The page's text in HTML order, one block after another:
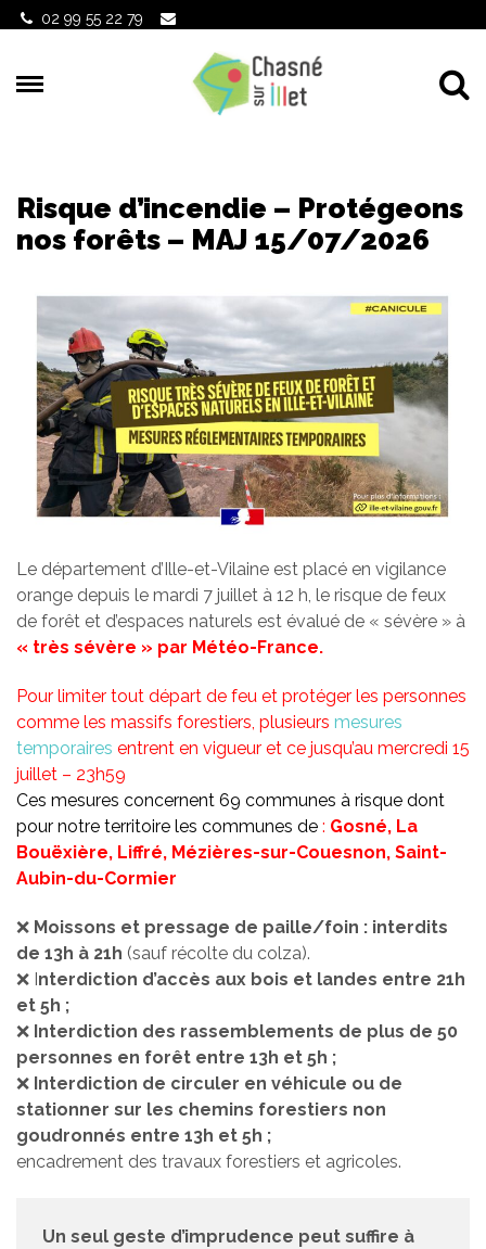
Gestion des traceurs
02 99 55 22 79
Risque d’incendie – Protégeons
nos forêts – MAJ 15/07/2026
Le département d’Ille-et-Vilaine est placé en vigilance
orange depuis le mardi 7 juillet à 12 h, le risque de feux
de forêt et d’espaces naturels est évalué de « sévère » à
« très sévère » par Météo-France.
Pour limiter tout départ de feu et protéger les personnes
comme les massifs forestiers, plusieurs mesures
temporaires entrent en vigueur et ce jusqu’au mercredi 15
juillet – 23h59
Ces mesures concernent 69 communes à risque dont
pour notre territoire les communes de : Gosné, La
Bouëxière, Liffré, Mézières-sur-Couesnon, Saint-
Aubin-du-Cormier
❌ Moissons et pressage de paille/foin : interdits
de 13h à 21h (sauf récolte du colza).
❌ Interdiction d’accès aux bois et landes entre 21h
et 5h ;
❌ Interdiction des rassemblements de plus de 50
personnes en forêt entre 13h et 5h ;
❌ Interdiction de circuler en véhicule ou de
stationner sur les chemins forestiers non
goudronnés entre 13h et 5h ;
encadrement des travaux forestiers et agricoles.
Un seul geste d’imprudence peut suffire à